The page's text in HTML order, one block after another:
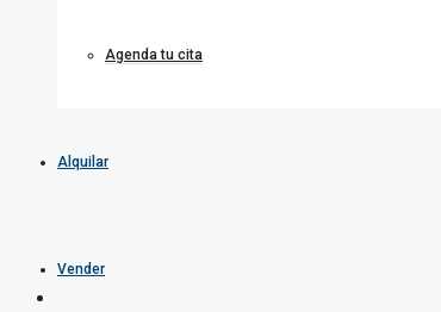
Agenda tu cita
Alquilar
Vender